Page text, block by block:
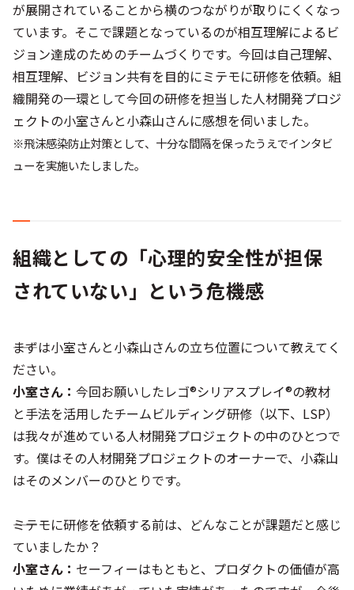
が展開されていることから横のつながりが取りにくくなっ
ています。そこで課題となっているのが相互理解によるビ
ジョン達成のためのチームづくりです。今回は自己理解、
相互理解、ビジョン共有を目的にミテモに研修を依頼。組
織開発の一環として今回の研修を担当した人材開発プロジ
ェクトの小室さんと小森山さんに感想を伺いました。
※飛沫感染防止対策として、十分な間隔を保ったうえでインタビ
ューを実施いたしました。
組織としての「心理的安全性が担保
されていない」という危機感
――まずは小室さんと小森山さんの立ち位置について教えてく
ださい。
小室さん： 今回お願いしたレゴ®シリアスプレイ®の教材
と手法を活用したチームビルディング研修（以下、LSP）
は我々が進めている人材開発プロジェクトの中のひとつで
す。僕はその人材開発プロジェクトのオーナーで、小森山
はそのメンバーのひとりです。
――ミテモに研修を依頼する前は、どんなことが課題だと感じ
ていましたか？
小室さん： セーフィーはもともと、プロダクトの価値が高